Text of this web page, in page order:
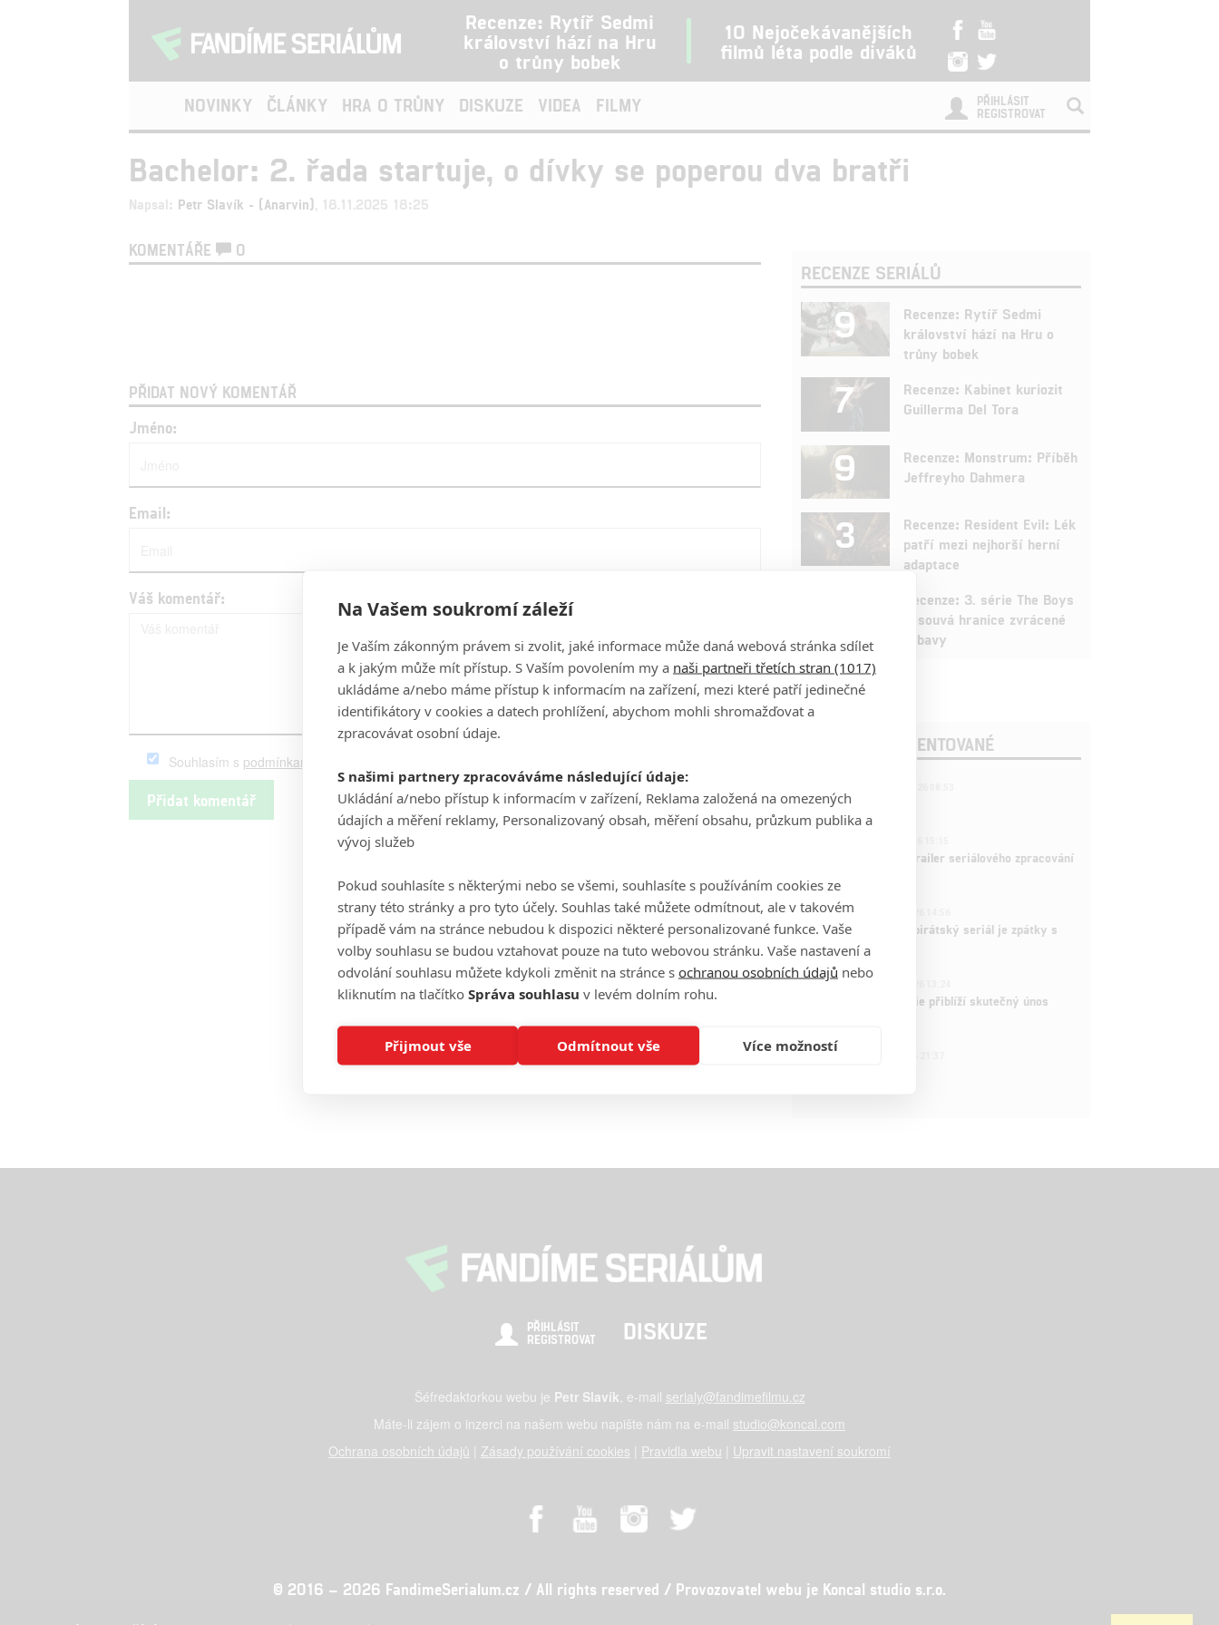
Recenze: Rytíř Sedmi
království hází na Hru
o trůny bobek
10 Nejočekávanějších
filmů léta podle diváků
NOVINKY ČLÁNKY HRA O TRŮNY DISKUZE VIDEA FILMY
PŘIHLÁSIT
REGISTROVAT
Bachelor: 2. řada startuje, o dívky se poperou dva bratři
Napsal: Petr Slavík - (Anarvin) , 18.11.2025 18:25
KOMENTÁŘE 0
PŘIDAT NOVÝ KOMENTÁŘ
Jméno:
Email:
Váš komentář:
Souhlasím s podmínkami
RECENZE SERIÁLŮ
9
Recenze: Rytíř Sedmi
království hází na Hru o
trůny bobek
7
Recenze: Kabinet kuriozit
Guillerma Del Tora
9
Recenze: Monstrum: Příběh
Jeffreyho Dahmera
3
Recenze: Resident Evil: Lék
patří mezi nejhorší herní
adaptace
Recenze: 3. série The Boys
posouvá hranice zvrácené
zábavy
POSLEDNÍ KOMENTOVANÉ
拆彈專家
Harry Potter: První trailer seriálového zpracování
3ČLÁNEK | 15.03.2026 14:56
One Piece: Oblíbený pirátský seriál je zpátky s
novými epizodami
2
Nová dramatická série přiblíží skutečný únos
1
PŘIHLÁSIT
REGISTROVAT
DISKUZE
Šéfredaktorkou webu je Petr Slavík, e-mail serialy@fandimefilmu.cz
Máte-li zájem o inzerci na našem webu napište nám na e-mail studio@koncal.com
Ochrana osobních údajů
Zásady používání cookies Pravidla webu Upravit nastavení soukromí
© 2016 – 2026 FandimeSerialum.cz / All rights reserved / Provozovatel webu je Koncal studio s.r.o.
Na Vašem soukromí záleží
Je Vaším zákonným právem si zvolit, jaké informace může daná webová stránka sdílet
a k jakým může mít přístup. S Vaším povolením my a naši partneři třetích stran (1017)
ukládáme a/nebo máme přístup k informacím na zařízení, mezi které patří jedinečné
identifikátory v cookies a datech prohlížení, abychom mohli shromažďovat a
zpracovávat osobní údaje.
S našimi partnery zpracováváme následující údaje:
Ukládání a/nebo přístup k informacím v zařízení, Reklama založená na omezených
údajích a měření reklamy, Personalizovaný obsah, měření obsahu, průzkum publika a
vývoj služeb
Pokud souhlasíte s některými nebo se všemi, souhlasíte s používáním cookies ze
strany této stránky a pro tyto účely. Souhlas také můžete odmítnout, ale v takovém
případě vám na stránce nebudou k dispozici některé personalizované funkce. Vaše
volby souhlasu se budou vztahovat pouze na tuto webovou stránku. Vaše nastavení a
odvolání souhlasu můžete kdykoli změnit na stránce s ochranou osobních údajů nebo
kliknutím na tlačítko Správa souhlasu v levém dolním rohu.
Přijmout vše Odmítnout vše Více možností